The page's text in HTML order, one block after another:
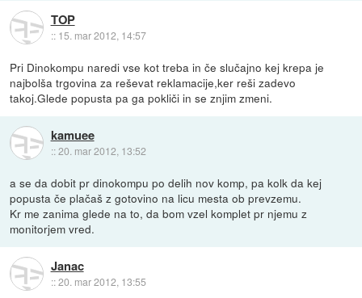
TOP
:: 15. mar 2012, 14:57
Pri Dinokompu naredi vse kot treba in če slučajno kej krepa je
najbolša trgovina za reševat reklamacije,ker reši zadevo
takoj.Glede popusta pa ga pokliči in se znjim zmeni.
kamuee
::20. mar 2012, 13:52
a se da dobit pr dinokompu po delih nov komp, pa kolk da kej
popusta če plačaš z gotovino na licu mesta ob prevzemu.
Kr me zanima glede na to, da bom vzel komplet pr njemu z
monitorjem vred.
Janac
::20. mar 2012, 13:55